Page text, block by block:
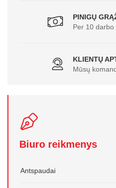
PINIGŲ
Per 10 darbo
KLIENTŲ
Mūsų
Biuro reikmenys
Antspaudai